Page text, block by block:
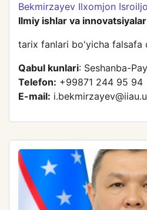
Bekmirzayev Ilxomjon
Ilmiy ishlar va
tarix fanlari bo'yicha falsafa
Qabul kunlari: Seshanba-
Telefon: +99871 244 95 94
E-mail: